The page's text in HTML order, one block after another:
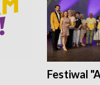
Festiwal